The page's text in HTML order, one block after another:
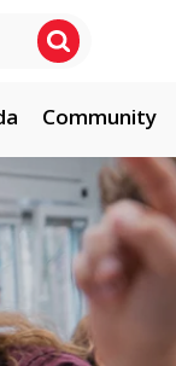
Community